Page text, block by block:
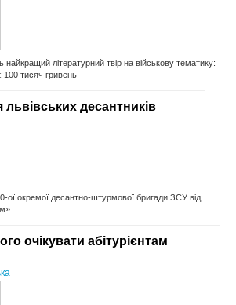
найкращий літературний твір на військову тематику:
тисяч гривень
львівських десантників
ої окремої десантно-штурмової бригади ЗСУ від
очікувати абітурієнтам